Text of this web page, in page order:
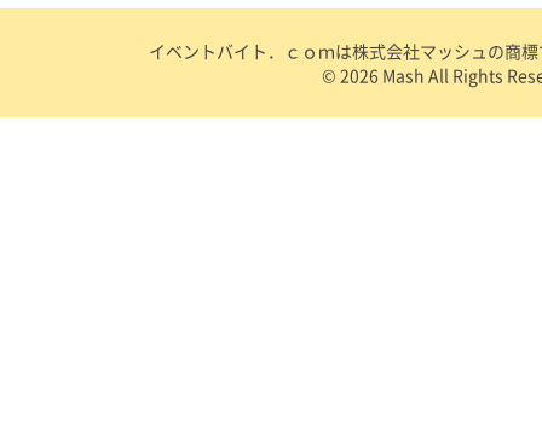
イベントバイト．ｃｏｍは株式会社マッシュの商
© 2026 Mash All Rights